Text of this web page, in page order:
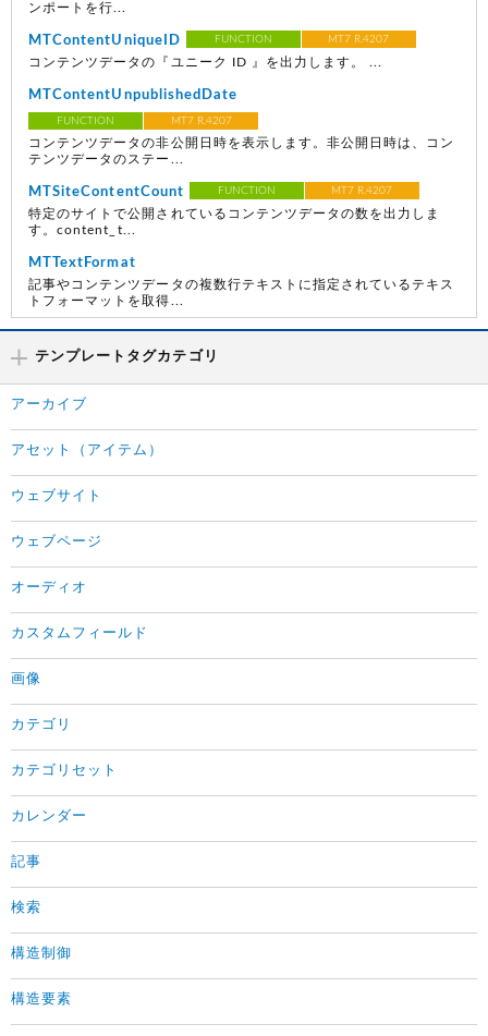
ンポートを行...
MTContentUniqueID FUNCTION MT7 R.4207
コンテンツデータの『ユニーク ID 』を出力します。 ...
MTContentUnpublishedDate
FUNCTION MT7 R.4207
コンテンツデータの非公開日時を表示します。非公開日時は、コン
テンツデータのステー...
MTSiteContentCount FUNCTION MT7 R.4207
特定のサイトで公開されているコンテンツデータの数を出力しま
す。content_t...
MTTextFormat
記事やコンテンツデータの複数行テキストに指定されているテキス
トフォーマットを取得...
テンプレートタグカテゴリ
アーカイブ
アセット（アイテム）
ウェブサイト
ウェブページ
オーディオ
カスタムフィールド
画像
カテゴリ
カテゴリセット
カレンダー
記事
検索
構造制御
構造要素